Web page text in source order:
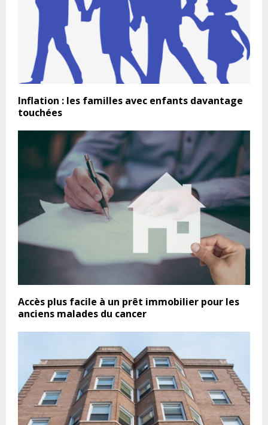
Inflation : les familles avec enfants davantage
touchées
Accès plus facile à un prêt immobilier pour les
anciens malades du cancer